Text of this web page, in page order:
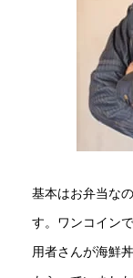
基本はお弁当な
す。ワンコイン
用者さんが海鮮